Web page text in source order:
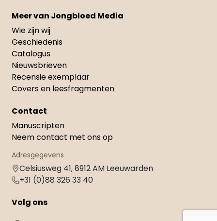
Meer van Jongbloed Media
Wie zijn wij
Geschiedenis
Catalogus
Nieuwsbrieven
Recensie exemplaar
Covers en leesfragmenten
Contact
Manuscripten
Neem contact met ons op
Adresgegevens
Celsiusweg 41, 8912 AM Leeuwarden
+31 (0)88 326 33 40
Volg ons